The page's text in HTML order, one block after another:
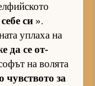
си ».
уп­лаха на
да се от­
на во­лята
чув­с­т­вото за